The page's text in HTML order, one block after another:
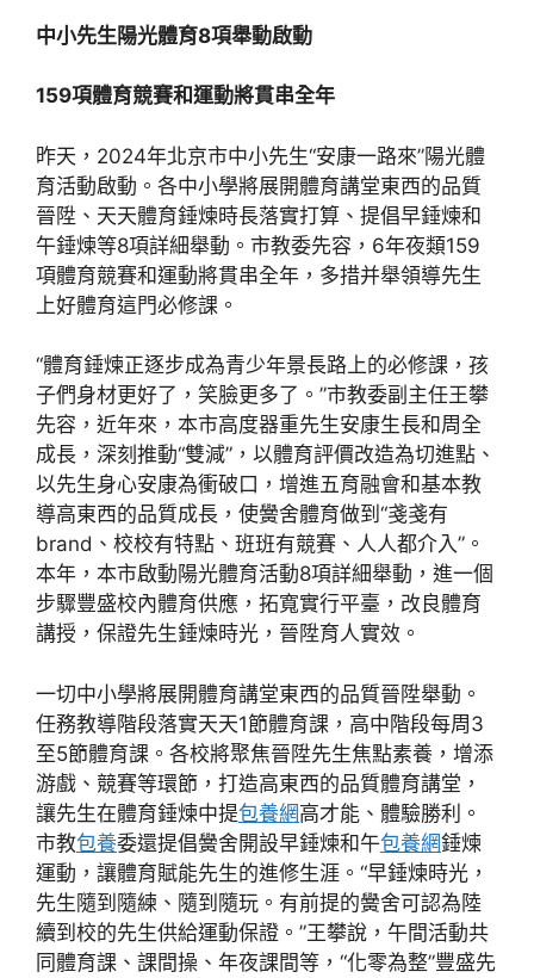
中小先生陽光體育8項舉動啟動
159項體育競賽和運動將貫串全年
昨天，2024年北京市中小先生“安康一路來”陽光體
育活動啟動。各中小學將展開體育講堂東西的品質
晉陞、天天體育錘煉時長落實打算、提倡早錘煉和
午錘煉等8項詳細舉動。市教委先容，6年夜類159
項體育競賽和運動將貫串全年，多措并舉領導先生
上好體育這門必修課。
“體育錘煉正逐步成為青少年景長路上的必修課，孩
子們身材更好了，笑臉更多了。”市教委副主任王攀
先容，近年來，本市高度器重先生安康生長和周全
成長，深刻推動“雙減”，以體育評價改造為切進點、
以先生身心安康為衝破口，增進五育融會和基本教
導高東西的品質成長，使黌舍體育做到“戔戔有
brand、校校有特點、班班有競賽、人人都介入”。
本年，本市啟動陽光體育活動8項詳細舉動，進一個
步驟豐盛校內體育供應，拓寬實行平臺，改良體育
講授，保證先生錘煉時光，晉陞育人實效。
一切中小學將展開體育講堂東西的品質晉陞舉動。
任務教導階段落實天天1節體育課，高中階段每周3
至5節體育課。各校將聚焦晉陞先生焦點素養，增添
游戲、競賽等環節，打造高東西的品質體育講堂，
讓先生在體育錘煉中提包養網高才能、體驗勝利。
市教包養委還提倡黌舍開設早錘煉和午包養網錘煉
運動，讓體育賦能先生的進修生涯。“早錘煉時光，
先生隨到隨練、隨到隨玩。有前提的黌舍可認為陸
續到校的先生供給運動保證。”王攀說，午間活動共
同體育課、課間操、年夜課間等，“化零為整”豐盛先